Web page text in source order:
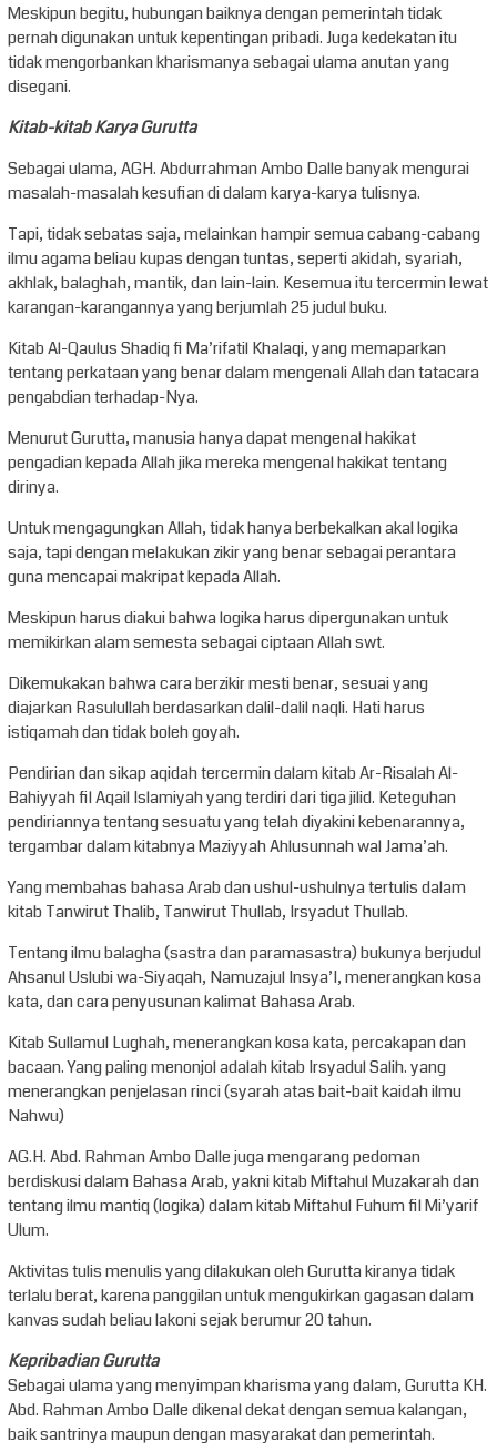
Meskipun begitu, hubungan baiknya dengan pemerintah tidak
pernah digunakan untuk kepentingan pribadi. Juga kedekatan itu
tidak mengorbankan kharismanya sebagai ulama anutan yang
disegani.
Kitab-kitab Karya Gurutta
Sebagai ulama, AGH. Abdurrahman Ambo Dalle banyak mengurai
masalah-masalah kesufian di dalam karya-karya tulisnya.
Tapi, tidak sebatas saja, melainkan hampir semua cabang-cabang
ilmu agama beliau kupas dengan tuntas, seperti akidah, syariah,
akhlak, balaghah, mantik, dan lain-lain. Kesemua itu tercermin lewat
karangan-karangannya yang berjumlah 25 judul buku.
Kitab Al-Qaulus Shadiq fi Ma’rifatil Khalaqi, yang memaparkan
tentang perkataan yang benar dalam mengenali Allah dan tatacara
pengabdian terhadap-Nya.
Menurut Gurutta, manusia hanya dapat mengenal hakikat
pengadian kepada Allah jika mereka mengenal hakikat tentang
dirinya.
Untuk mengagungkan Allah, tidak hanya berbekalkan akal logika
saja, tapi dengan melakukan zikir yang benar sebagai perantara
guna mencapai makripat kepada Allah.
Meskipun harus diakui bahwa logika harus dipergunakan untuk
memikirkan alam semesta sebagai ciptaan Allah swt.
Dikemukakan bahwa cara berzikir mesti benar, sesuai yang
diajarkan Rasulullah berdasarkan dalil-dalil naqli. Hati harus
istiqamah dan tidak boleh goyah.
Pendirian dan sikap aqidah tercermin dalam kitab Ar-Risalah Al-
Bahiyyah fil Aqail Islamiyah yang terdiri dari tiga jilid. Keteguhan
pendiriannya tentang sesuatu yang telah diyakini kebenarannya,
tergambar dalam kitabnya Maziyyah Ahlusunnah wal Jama’ah.
Yang membahas bahasa Arab dan ushul-ushulnya tertulis dalam
kitab Tanwirut Thalib, Tanwirut Thullab, Irsyadut Thullab.
Tentang ilmu balagha (sastra dan paramasastra) bukunya berjudul
Ahsanul Uslubi wa-Siyaqah, Namuzajul Insya’I, menerangkan kosa
kata, dan cara penyusunan kalimat Bahasa Arab.
Kitab Sullamul Lughah, menerangkan kosa kata, percakapan dan
bacaan. Yang paling menonjol adalah kitab Irsyadul Salih. yang
menerangkan penjelasan rinci (syarah atas bait-bait kaidah ilmu
Nahwu)
AG.H. Abd. Rahman Ambo Dalle juga mengarang pedoman
berdiskusi dalam Bahasa Arab, yakni kitab Miftahul Muzakarah dan
tentang ilmu mantiq (logika) dalam kitab Miftahul Fuhum fil Mi’yarif
Ulum.
Aktivitas tulis menulis yang dilakukan oleh Gurutta kiranya tidak
terlalu berat, karena panggilan untuk mengukirkan gagasan dalam
kanvas sudah beliau lakoni sejak berumur 20 tahun.
Kepribadian Gurutta
Sebagai ulama yang menyimpan kharisma yang dalam, Gurutta KH.
Abd. Rahman Ambo Dalle dikenal dekat dengan semua kalangan,
baik santrinya maupun dengan masyarakat dan pemerintah.